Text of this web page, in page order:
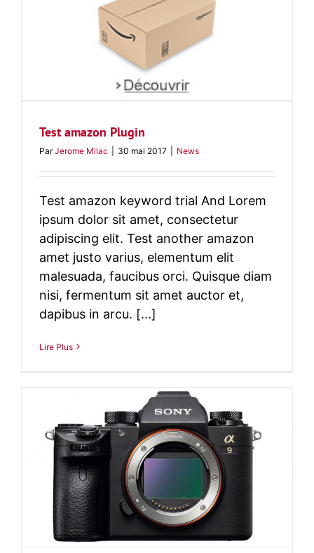
Test amazon Plugin
ParJerome Milac 30 mai 2017 News
Test amazon keyword trial And Lorem
ipsum dolor sit amet, consectetur
adipiscing elit. Test another amazon
amet justo varius, elementum elit
malesuada, faucibus orci. Quisque diam
nisi, fermentum sit amet auctor et,
dapibus in arcu. [...]
Lire Plus